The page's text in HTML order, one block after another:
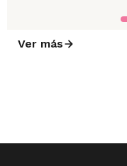
Ver más